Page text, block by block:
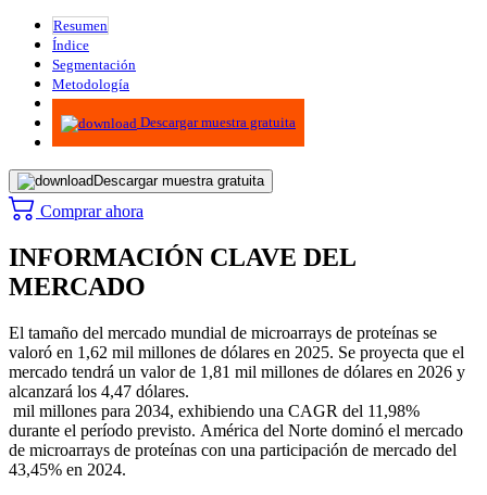
Resumen
Índice
Segmentación
Metodología
Infografías
Descargar muestra gratuita
Descargar muestra gratuita
Comprar ahora
INFORMACIÓN CLAVE DEL
MERCADO
El tamaño del mercado mundial de microarrays de proteínas se
valoró en 1,62 mil millones de dólares en 2025. Se proyecta que el
mercado tendrá un valor de 1,81 mil millones de dólares en 2026 y
alcanzará los 4,47 dólares.
mil millones para 2034, exhibiendo una CAGR del 11,98%
durante el período previsto. América del Norte dominó el mercado
de microarrays de proteínas con una participación de mercado del
43,45% en 2024.